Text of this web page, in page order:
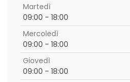
Martedì
09:00 - 18:00
Mercoledì
09:00 - 18:00
Giovedì
09:00 - 18:00